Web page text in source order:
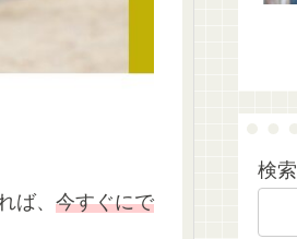
ば、 今すぐにで
検索